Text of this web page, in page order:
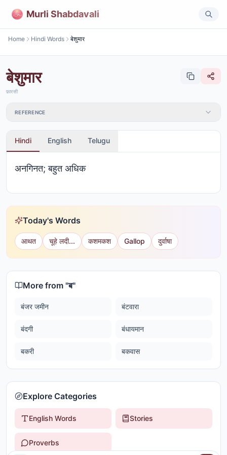
Murli Shabdavali
Home Hindi Words बेशुमार
बेशुमार
फ़ारसी
REFERENCE
Hindi English Telugu
अनगिनत; बहुत अधिक
Today's Words
आथत चूहे लदी... कशमकश Gallop दुर्वाषा
More from "ब"
बंजर जमीन बंटवारा
बंदगी बंधायमान
बकरी बकवास
Explore Categories
English Words Stories
Proverbs